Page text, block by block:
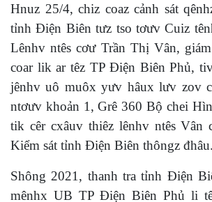
Hnuz 25/4, chiz coaz cảnh sát
tỉnh Điện Biên tưz tso tơưv Cuiz
Lênhv ntês cơư Trần Thị Vân,
coar lik ar têz TP Điện Biên Phủ,
jênhv uô muôx yưv hâux lưv zov
ntơưv khoản 1, Grê 360 Bộ chei
tik cêr cxâuv thiêz lênhv ntês Vân
Kiểm sát tỉnh Điện Biên thôngz đhâu.
Shông 2021, thanh tra tỉnh Điện
mênhx UB TP Điện Biên Phủ li